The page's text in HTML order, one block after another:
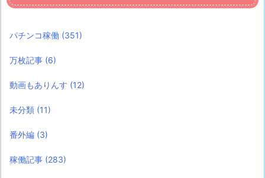
パチンコ稼働 (351)
万枚記事 (6)
動画もありんす (12)
未分類 (11)
番外編 (3)
稼働記事 (283)